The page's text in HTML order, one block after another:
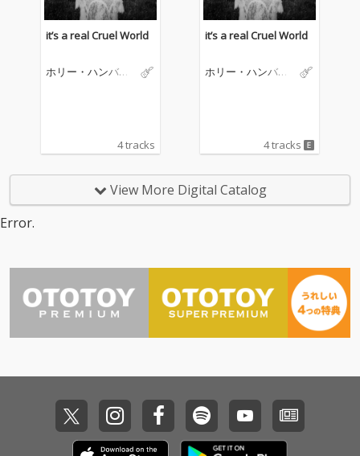
it’s a real Cruel World
ホリー・ハンバー
4 tracks
it’s a real Cruel World
ホリー・ハンバー
4 tracks
View More Digital Catalog
Error.